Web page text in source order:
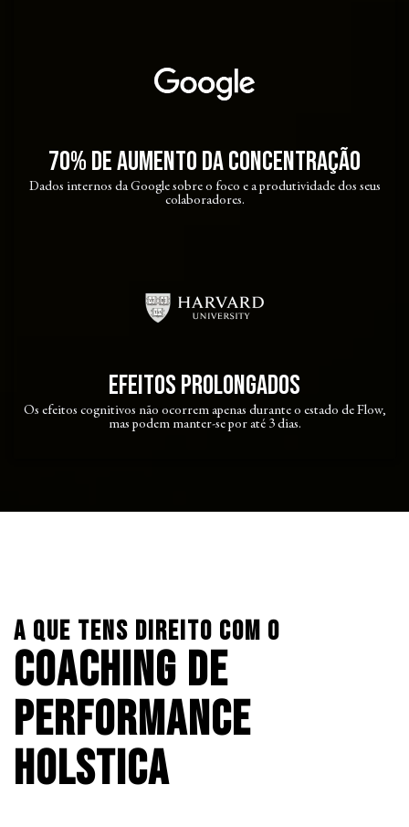
70% de aumento da concentração
Dados internos da Google sobre o foco e a produtividade dos seus
colaboradores.
Efeitos prolongados
Os efeitos cognitivos não ocorrem apenas durante o estado de Flow,
mas podem manter-se por até 3 dias.
A que tens direito com o
Coaching de
Performance
Holstica